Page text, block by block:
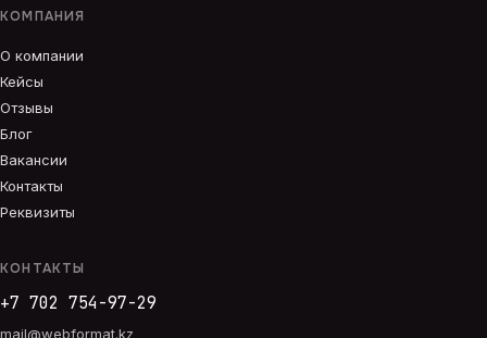
КОМПАНИЯ
О компании
Кейсы
Отзывы
Блог
Вакансии
Контакты
Реквизиты
КОНТАКТЫ
+7 702 754-97-29
mail@webformat.kz